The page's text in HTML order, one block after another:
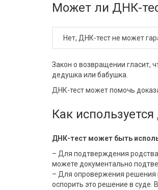
Может ли ДНК-
Нет, ДНК-тест не может
Закон о возвращении гласит,
дедушка или бабушка.
ДНК-тест может помочь
Как
ДНК-тест может быть
– Для подтверждения родства
можете документально
– Для опровержения решения
оспорить это решение в суде.